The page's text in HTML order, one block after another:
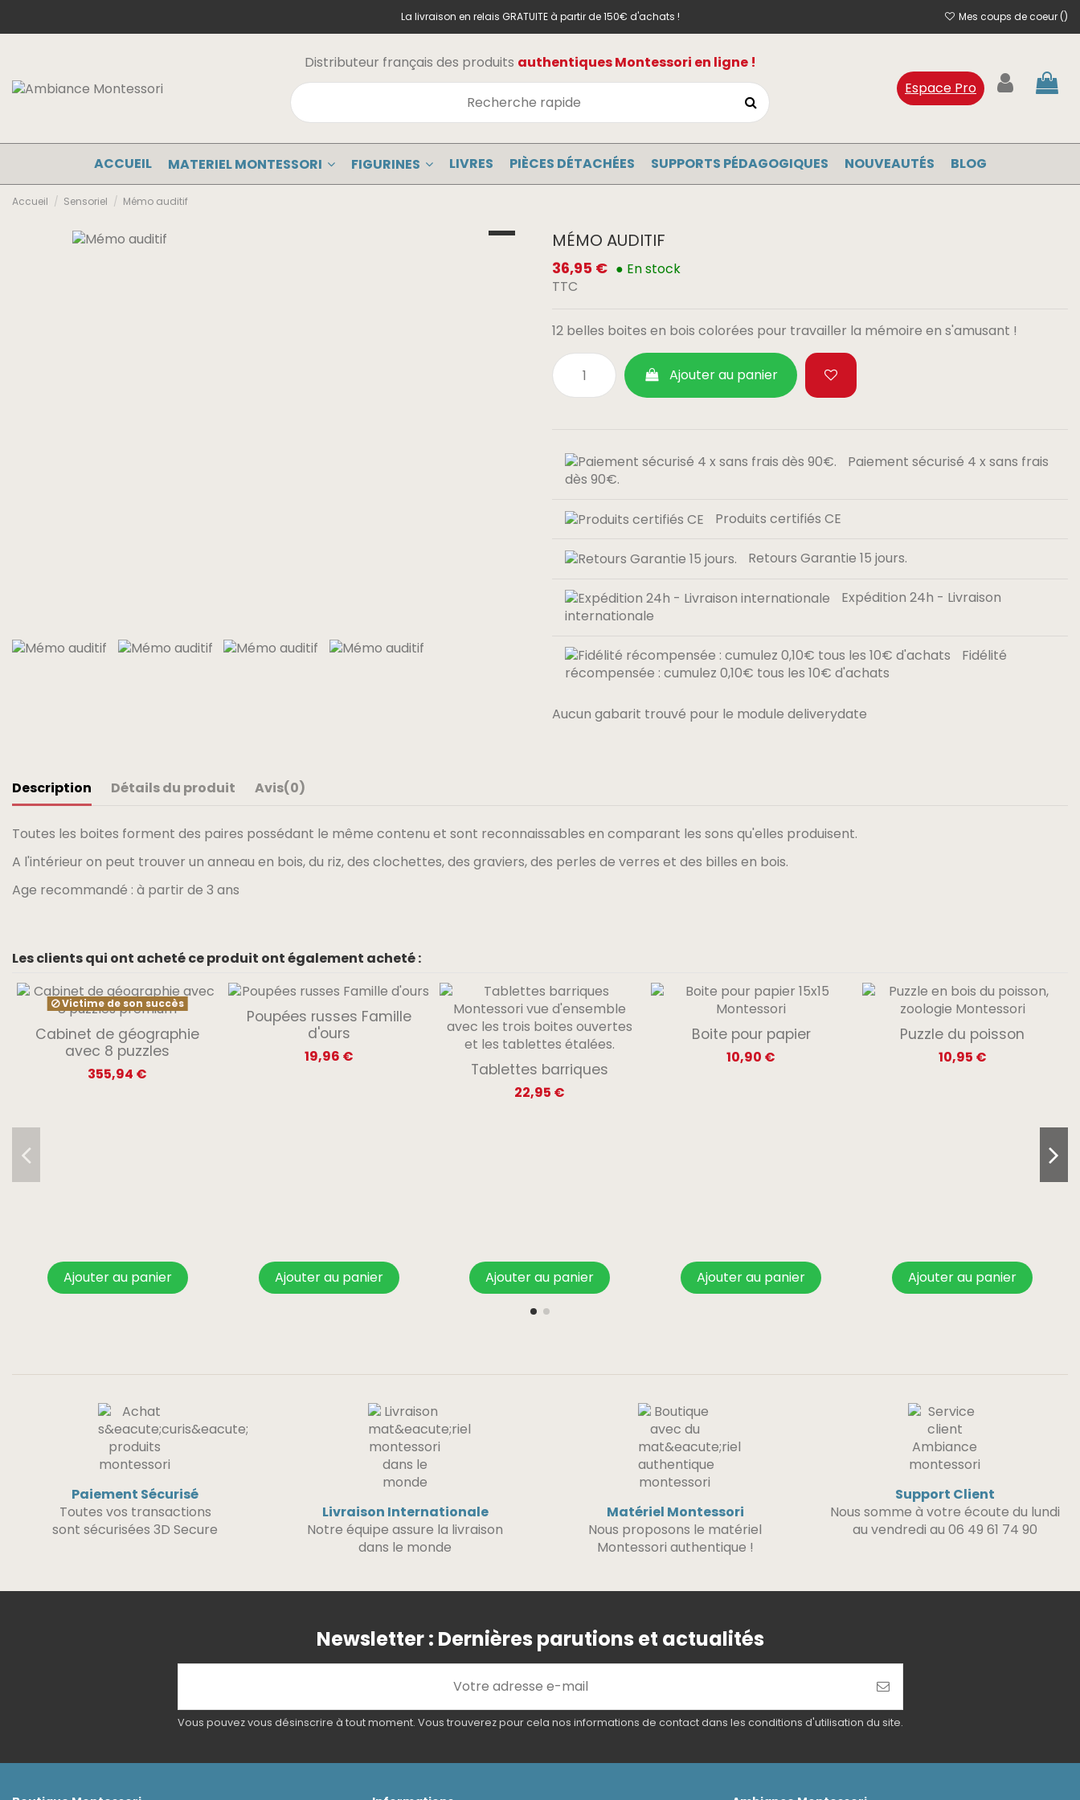
La livraison en relais GRATUITE à partir de 150€ d'achats ! Mes coups de coeur ()
Distributeur français des produits authentiques Montessori en ligne !
Espace Pro
ACCUEIL MATERIEL MONTESSORI FIGURINES LIVRES PIÈCES DÉTACHÉES SUPPORTS PÉDAGOGIQUES NOUVEAUTÉS BLOG
Accueil Sensoriel Mémo auditif
MÉMO AUDITIF
36,95 € ● En stock
TTC
12 belles boites en bois colorées pour travailler la mémoire en s'amusant !
Ajouter au panier
Paiement sécurisé 4 x sans frais
dès 90€.
Produits certifiés CE
Retours Garantie 15 jours.
Expédition 24h - Livraison
internationale
Fidélité
récompensée : cumulez 0,10€ tous les 10€ d'achats
Aucun gabarit trouvé pour le module deliverydate
Description Détails du produit Avis(0)
Toutes les boites forment des paires possédant le même contenu et sont reconnaissables en comparant les sons qu'elles produisent.
A l'intérieur on peut trouver un anneau en bois, du riz, des clochettes, des graviers, des perles de verres et des billes en bois.
Age recommandé : à partir de 3 ans
Les clients qui ont acheté ce produit ont également acheté :
Victime de son succès
Cabinet de géographie
avec 8 puzzles
355,94 €
Ajouter au panier
Poupées russes Famille
d'ours
19,96 €
Ajouter au panier
Tablettes barriques
22,95 €
Ajouter au panier
Boite pour papier
10,90 €
Ajouter au panier
Puzzle du poisson
10,95 €
Ajouter au panier
Paiement Sécurisé
Toutes vos transactions
sont sécurisées 3D Secure
Livraison Internationale
Notre équipe assure la livraison
dans le monde
Matériel Montessori
Nous proposons le matériel
Montessori authentique !
Support Client
Nous somme à votre écoute du lundi
au vendredi au 06 49 61 74 90
Newsletter : Dernières parutions et actualités
Vous pouvez vous désinscrire à tout moment. Vous trouverez pour cela nos informations de contact dans les conditions d'utilisation du site.